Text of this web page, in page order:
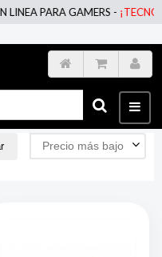
-¡TECNOWOW! LA
Precio más bajo